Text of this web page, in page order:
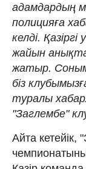
адамдардың
полицияға
келді.
жайын
жатыр.
біз
туралы
"Заглембе"
Айта